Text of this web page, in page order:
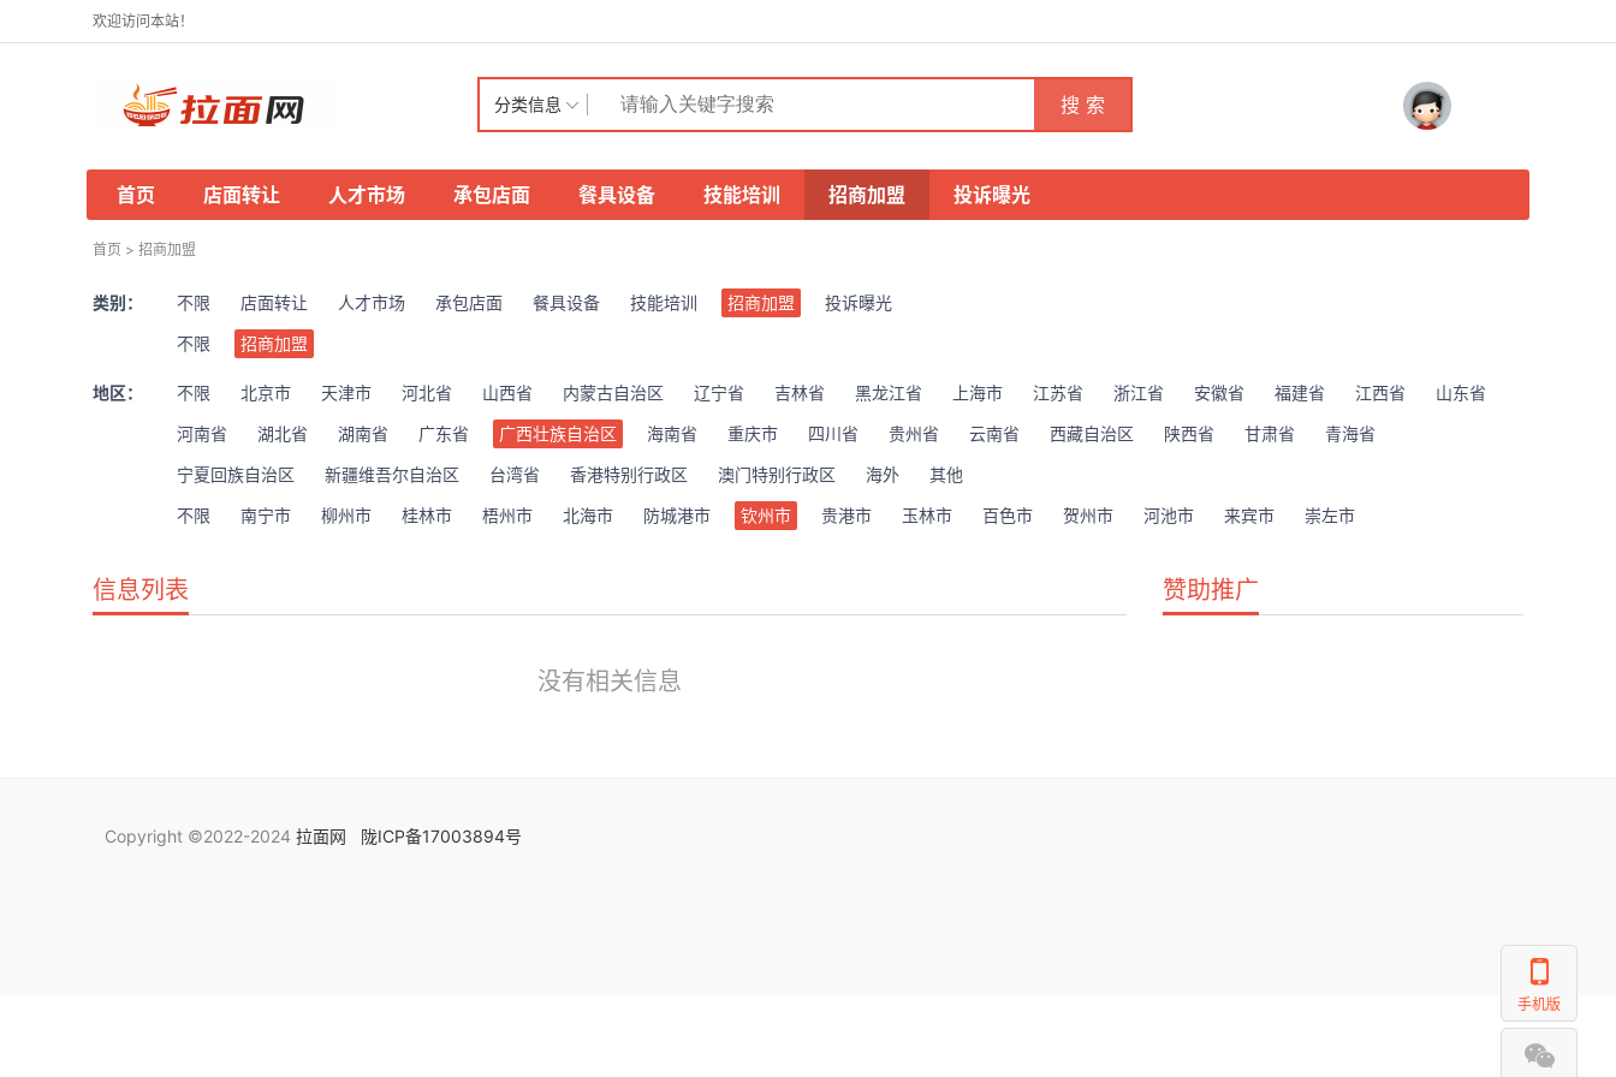
欢迎访问本站！
分类信息 搜 索
首页 店面转让 人才市场 承包店面 餐具设备 技能培训 招商加盟 投诉曝光
首页 > 招商加盟
类别： 不限 店面转让 人才市场 承包店面 餐具设备 技能培训 招商加盟
投诉曝光
不限
招商加盟
地区： 不限 北京市 天津市 河北省 山西省 内蒙古自治区 辽宁省 吉林省 黑龙江省 上海市 江苏省 浙江省 安徽省 福建省 江西省
山东省
河南省
湖北省 湖南省 广东省 广西壮族自治区 海南省 重庆市 四川省 贵州省 云南省 西藏自治区 陕西省 甘肃省
青海省
宁夏回族自治区
新疆维吾尔自治区 台湾省 香港特别行政区 澳门特别行政区 海外
其他
不限
南宁市 柳州市 桂林市 梧州市 北海市 防城港市 钦州市 贵港市 玉林市 百色市 贺州市 河池市 来宾市 崇左市
信息列表
没有相关信息
赞助推广
Copyright ©2022-2024 拉面网 陇ICP备17003894号
手机版